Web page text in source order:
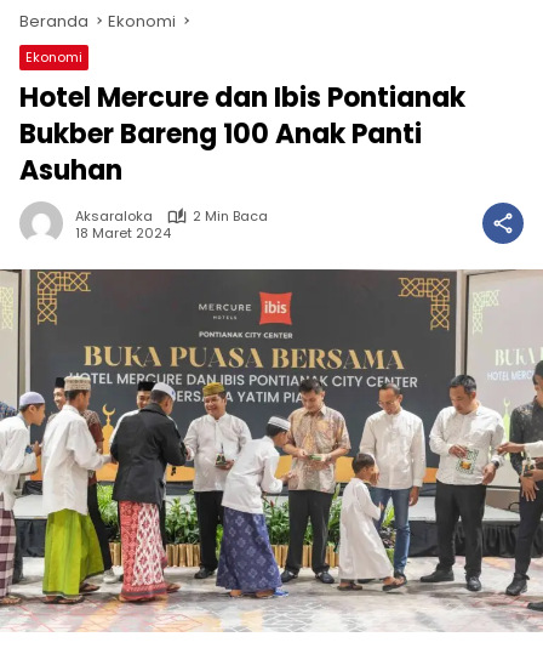
Beranda Ekonomi
Ekonomi
Hotel Mercure dan Ibis Pontianak
Bukber Bareng 100 Anak Panti
Asuhan
Aksaraloka
2 Min Baca
18 Maret 2024